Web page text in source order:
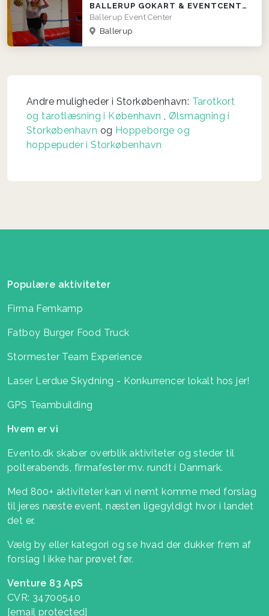
BALLERUP GOKART & EVENTCENTER
Ballerup Event Center
Ballerup
Andre muligheder i Storkøbenhavn: Tarotkort
og tarotlæsning i København, Ølsmagning i
Storkøbenhavn og Hoppeborge og
hoppepuder i Storkøbenhavn
Populære aktiviteter
Firma Femkamp
Fatboy Burger Food Truck
Stormester Team Experience
Laser Lerdue Skydning - Konkurrencer lokalt hos jer!
GPS Teambuilding
Hvem er vi
Evento.dk skaber overblik aktiviteter og steder til
polterabends, firmafester mv. rundt i Danmark.
Med 800+ aktiviteter kan vi nemt komme med forslag
til jeres næste event, næsten ligegyldigt hvor i landet
det er.
Vælg by eller kategori og se hvad der dukker frem af
forslag I ikke har prøvet før.
Venture 83 ApS
CVR: 34700540
[email protected]